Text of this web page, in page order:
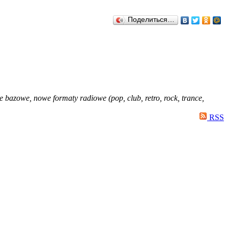
Поделиться…
bazowe, nowe formaty radiowe (pop, club, retro, rock, trance,
RSS